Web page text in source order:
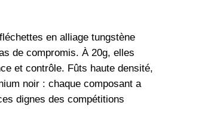
en alliage tungstène
de compromis. À 20g, elles
et contrôle. Fûts haute densité,
noir : chaque composant a
dignes des compétitions